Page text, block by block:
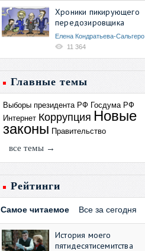
Хроники пикирующего
передозировщика
Елена Кондратьева-Сальгеро
11 364
Главные темы
Выборы президента РФ Госдума РФ
Интернет Коррупция Новые
законы Правительство
все темы →
Рейтинги
Самое читаемое Все за сегодня
История моего
пятидесятисемитства